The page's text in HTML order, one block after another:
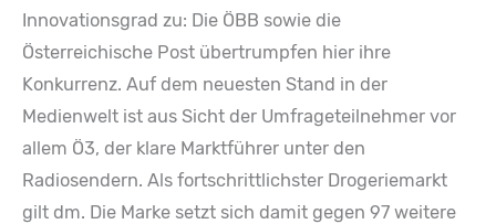
Innovationsgrad zu: Die ÖBB sowie die
Österreichische Post übertrumpfen hier ihre
Konkurrenz. Auf dem neuesten Stand in der
Medienwelt ist aus Sicht der Umfrageteilnehmer vor
allem Ö3, der klare Marktführer unter den
Radiosendern. Als fortschrittlichster Drogeriemarkt
gilt dm. Die Marke setzt sich damit gegen 97 weitere